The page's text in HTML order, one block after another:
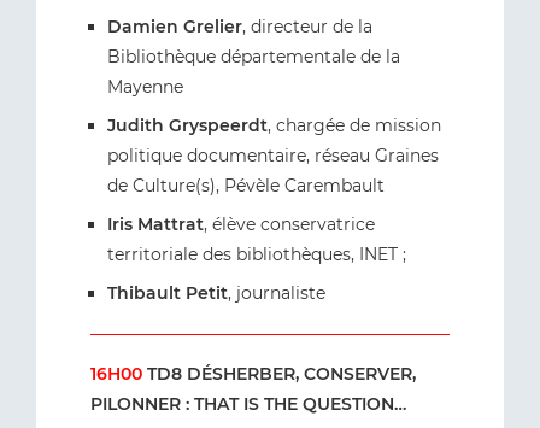
Damien Grelier, directeur de la
Bibliothèque départementale de la
Mayenne
Judith Gryspeerdt, chargée de mission
politique documentaire, réseau Graines
de Culture(s), Pévèle Carembault
Iris Mattrat, élève conservatrice
territoriale des bibliothèques, INET ;
Thibault Petit, journaliste
16H00 TD8 DÉSHERBER, CONSERVER,
PILONNER : THAT IS THE QUESTION…